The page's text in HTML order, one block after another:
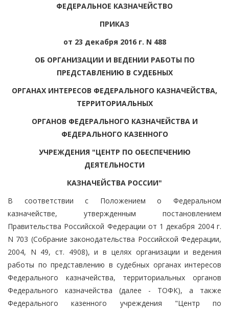
ФЕДЕРАЛЬНОЕ КАЗНАЧЕЙСТВО
ПРИКАЗ
от 23 декабря 2016 г. N 488
ОБ ОРГАНИЗАЦИИ И ВЕДЕНИИ РАБОТЫ ПО
ПРЕДСТАВЛЕНИЮ В СУДЕБНЫХ
ОРГАНАХ ИНТЕРЕСОВ ФЕДЕРАЛЬНОГО КАЗНАЧЕЙСТВА,
ТЕРРИТОРИАЛЬНЫХ
ОРГАНОВ ФЕДЕРАЛЬНОГО КАЗНАЧЕЙСТВА И
ФЕДЕРАЛЬНОГО КАЗЕННОГО
УЧРЕЖДЕНИЯ "ЦЕНТР ПО ОБЕСПЕЧЕНИЮ
ДЕЯТЕЛЬНОСТИ
КАЗНАЧЕЙСТВА РОССИИ"
В соответствии с Положением о Федеральном
казначействе, утвержденным постановлением
Правительства Российской Федерации от 1 декабря 2004 г.
N 703 (Собрание законодательства Российской Федерации,
2004, N 49, ст. 4908), и в целях организации и ведения
работы по представлению в судебных органах интересов
Федерального казначейства, территориальных органов
Федерального казначейства (далее - ТОФК), а также
Федерального казенного учреждения "Центр по